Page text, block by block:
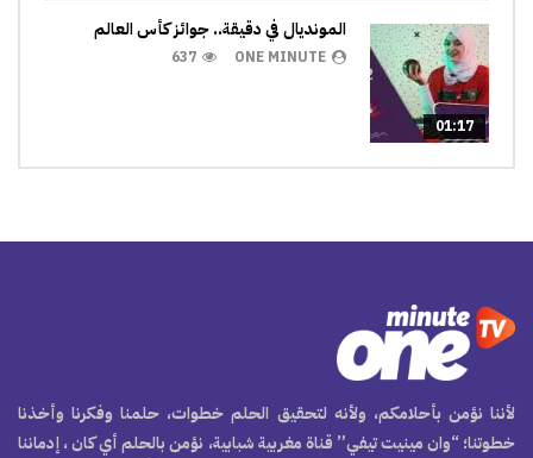
01:17
المونديال في دقيقة.. جوائز كأس العالم
ONE MINUTE
637
لأننا نؤمن بأحلامكم، ولأنه لتحقيق الحلم خطوات، حلمنا وفكرنا وأخذنا
خطوتنا؛ “وان مينيت تيفي” قناة مغربية شبابية، نؤمن بالحلم أي كان ، إدماننا